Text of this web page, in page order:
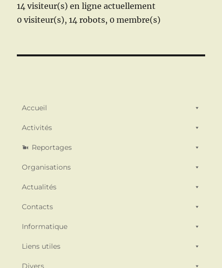
14 visiteur(s) en ligne actuellement
0 visiteur(s), 14 robots, 0 membre(s)
Accueil
Activités
Reportages
Organisations
Actualités
Contacts
Informatique
Liens utiles
Divers